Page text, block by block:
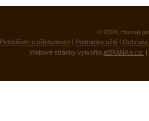
© 2026, Hornat
Prohlášení o přístupnosti
Podmínky užití |
Webové stránky vytvořila eBRÁNA s.r.o.